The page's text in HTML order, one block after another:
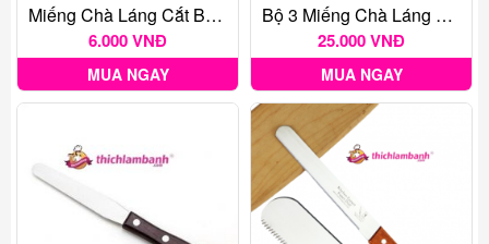
Miếng Chà Láng Cắt Bột Hình Thang Mini
6.000 VNĐ
MUA NGAY
Bộ 3 Miếng Chà Láng Nhựa, Tạo Hình, Tạo Vân Bánh Kem
25.000 VNĐ
MUA NGAY